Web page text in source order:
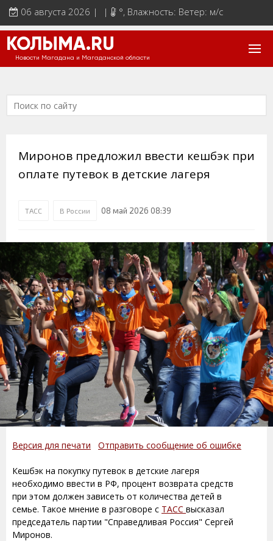
06 августа 2026 | | °, Влажность: Ветер: м/с
КОЛЫМА.RU
Новости Магадана и Магаданской области
Миронов предложил ввести кешбэк при
оплате путевок в детские лагеря
ТАСС В России 08 май 2026 08:39
Версия для печати Отправить сообщение об ошибке
Кешбэк на покупку путевок в детские лагеря
необходимо ввести в РФ, процент возврата средств
при этом должен зависеть от количества детей в
семье. Такое мнение в разговоре с ТАСС высказал
председатель партии "Справедливая Россия" Сергей
Миронов.